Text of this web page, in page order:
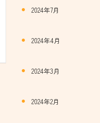
2024年7月
2024年4月
2024年3月
2024年2月